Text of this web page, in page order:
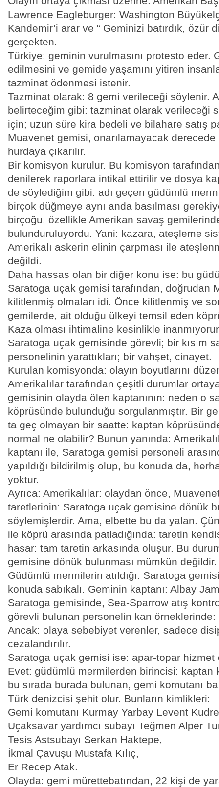
Lawrence Eagleburger: Washington
Kandemir’i arar ve “ Geminizi batırdık, özür
gerçekten.
Türkiye: geminin vurulmasını protesto eder.
edilmesini ve gemide yaşamını yitiren
tazminat ödenmesi istenir.
Tazminat olarak: 8 gemi verileceği söylenir.
belirteceğim gibi: tazminat olarak verileceği
için; uzun süre kira bedeli ve bilahare satış
Muavenet gemisi, onarılamayacak
hurdaya çıkarılır.
Bir komisyon kurulur. Bu komisyon
denilerek raporlara intikal ettirilir ve dosya
de söylediğim gibi: adı geçen güdümlü
birçok düğmeye aynı anda basılması
birçoğu, özellikle Amerikan savaş
bulunduruluyordu. Yani: kazara, ateşleme
Amerikalı askerin elinin çarpması ile
değildi.
Daha hassas olan bir diğer konu ise: bu
Saratoga uçak gemisi tarafından, doğrudan
kilitlenmiş olmaları idi. Önce kilitlenmiş ve
gemilerde, ait olduğu ülkeyi temsil eden
Kaza olması ihtimaline kesinlikle
Saratoga uçak gemisinde görevli; bir kısım
personelinin yarattıkları; bir vahşet, cinayet.
Kurulan komisyonda: olayın boyutlarını
Amerikalılar tarafından çeşitli durumlar
gemisinin olayda ölen kaptanının: neden o
köprüsünde bulunduğu sorgulanmıştır. Bir
ta geç olmayan bir saatte: kaptan
normal ne olabilir? Bunun yanında:
kaptanı ile, Saratoga gemisi personeli
yapıldığı bildirilmiş olup, bu konuda da,
yoktur.
Ayrıca: Amerikalılar: olaydan önce,
taretlerinin: Saratoga uçak gemisine dönük
söylemişlerdir. Ama, elbette bu da yalan.
ile köprü arasında patladığında: taretin
hasar: tam taretin arkasında oluşur. Bu
gemisine dönük bulunması mümkün değildir.
Güdümlü mermilerin atıldığı: Saratoga
konuda sabıkalı. Geminin kaptanı: Albay
Saratoga gemisinde, Sea-Sparrow atış
görevli bulunan personelin kan örneklerinde:
Ancak: olaya sebebiyet verenler, sadece
cezalandırılır.
Saratoga uçak gemisi ise: apar-topar hizmet
Evet: güdümlü mermilerden birincisi: kaptan
bu sırada burada bulunan, gemi komutanı
Türk denizcisi şehit olur. Bunların kimlikleri:
Gemi komutanı Kurmay Yarbay Levent
Uçaksavar yardımcı subayı Teğmen Alper
Tesis Astsubayı Serkan Haktepe,
İkmal Çavuşu Mustafa Kılıç,
Er Recep Atak.
Olayda: gemi mürettebatından, 22 kişi de